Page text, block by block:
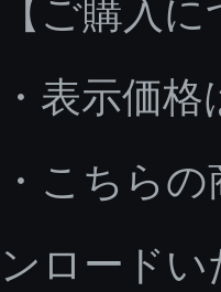
【ご購入に
・表示価
・こちら
ンロード